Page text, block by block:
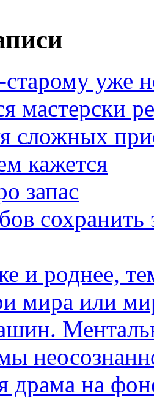
уже
мастерски
сложных
кажется
запас
и роднее,
мира или
драма на